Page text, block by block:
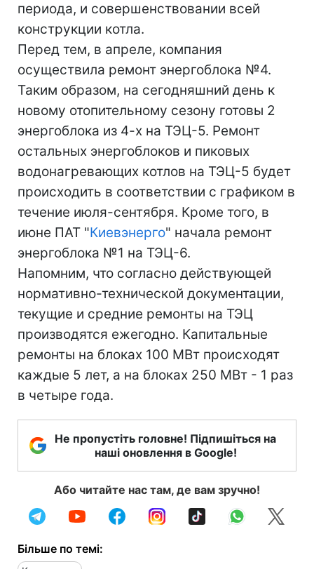
периода, и совершенствовании всей
конструкции котла.
Перед тем, в апреле, компания
осуществила ремонт энергоблока №4.
Таким образом, на сегодняшний день к
новому отопительному сезону готовы 2
энергоблока из 4-х на ТЭЦ-5. Ремонт
остальных энергоблоков и пиковых
водонагревающих котлов на ТЭЦ-5 будет
происходить в соответствии с графиком в
течение июля-сентября. Кроме того, в
июне ПАТ "Киевэнерго" начала ремонт
энергоблока №1 на ТЭЦ-6.
Напомним, что согласно действующей
нормативно-технической документации,
текущие и средние ремонты на ТЭЦ
производятся ежегодно. Капитальные
ремонты на блоках 100 МВт происходят
каждые 5 лет, а на блоках 250 МВт - 1 раз
в четыре года.
Не пропустіть головне! Підпишіться на
наші оновлення в Google!
Або читайте нас там, де вам зручно!
Більше по темі: